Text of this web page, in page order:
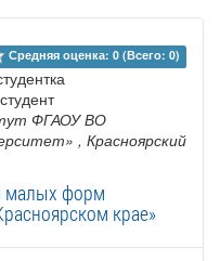
Средняя оценка: 0 (Всего: 0)
ФГАОУ ВО
, Красноярский
малых форм
крае»